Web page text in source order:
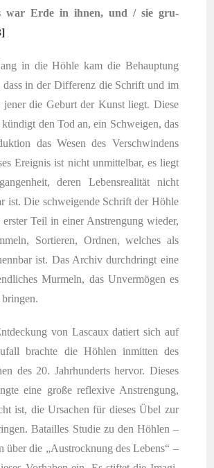
war Erde in ihnen, und / sie gru­
in die Höh­le kam die Behaup­tung
dass in der Dif­fe­renz die Schrift und im
jener die Geburt der Kunst liegt. Die­se
kün­digt den Tod an, ein Schwei­gen, das
das Wesen des Ver­schwin­dens
Ereig­nis ist nicht unmit­tel­bar, es liegt
deren Lebens­rea­li­tät nicht
ist. Die schwei­gen­de Schrift der Höh­le
Teil in einer Anstren­gung wie­der,
Sor­tie­ren, Ord­nen, wel­ches als
ist. Das Archiv durch­dringt eine
Mur­meln, das Unver­mö­gen es
von Las­caux datiert sich auf
brach­te die Höh­len inmit­ten des
des 20. Jahr­hun­derts her­vor. Die­ses
eine gro­ße refle­xi­ve Anstren­gung,
ist, die Ursa­chen für die­ses Übel zur
Batail­les Stu­die zu den Höh­len –
über die „Aus­trock­nung des Lebens“ –